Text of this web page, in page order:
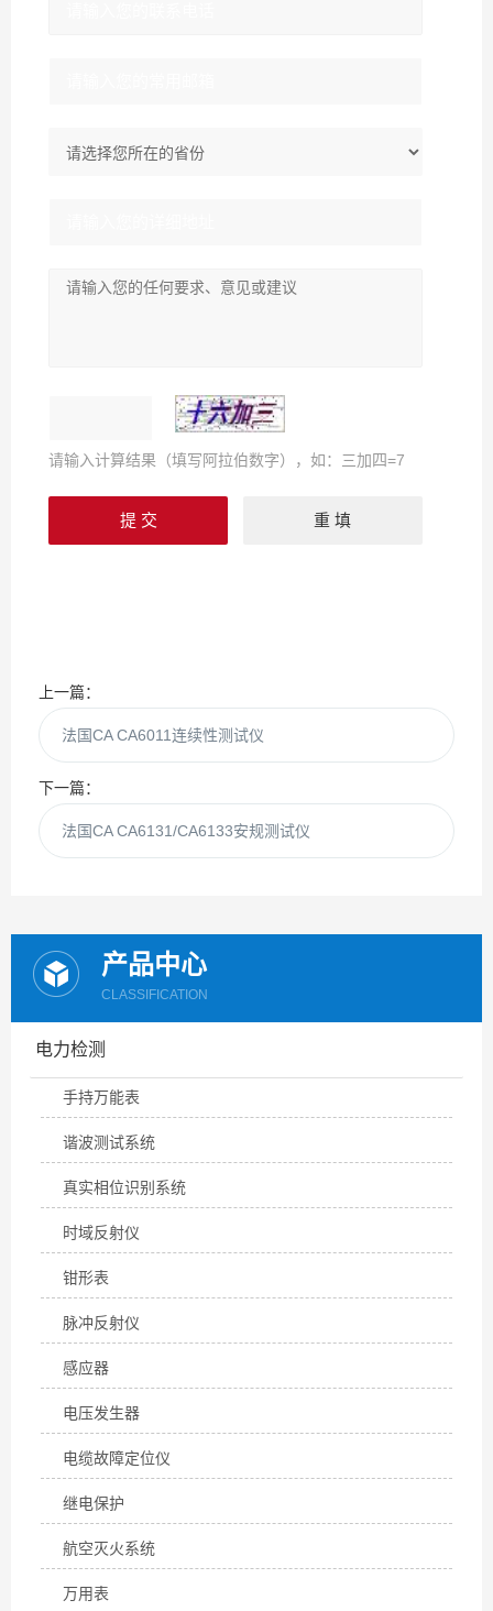
请输入计算结果（填写阿拉伯数字），如：三加四=7
上一篇：
法国CA CA6011连续性测试仪
下一篇：
法国CA CA6131/CA6133安规测试仪
产品中心
CLASSIFICATION
电力检测
手持万能表
谐波测试系统
真实相位识别系统
时域反射仪
钳形表
脉冲反射仪
感应器
电压发生器
电缆故障定位仪
继电保护
航空灭火系统
万用表